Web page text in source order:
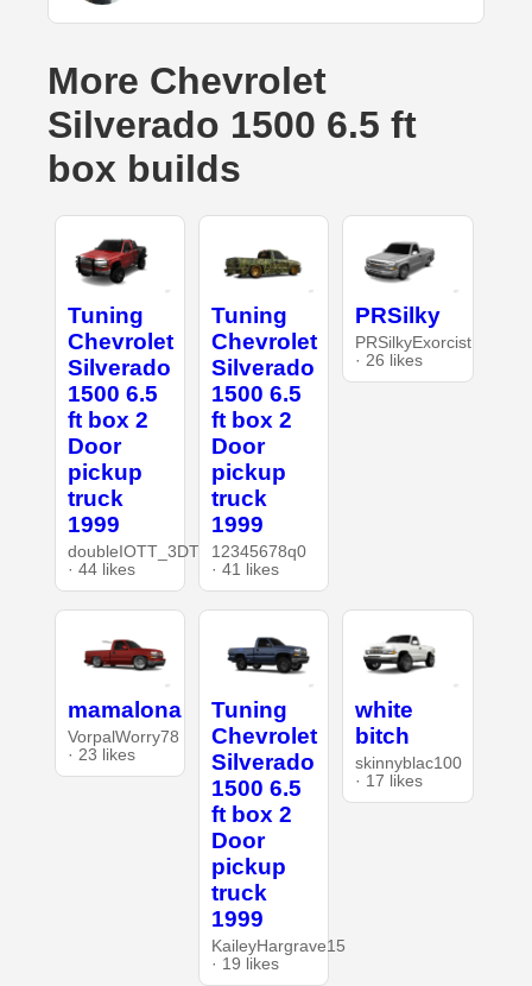
More Chevrolet
Silverado 1500 6.5 ft
box builds
Tuning
Chevrolet
Silverado
1500 6.5
ft box 2
Door
pickup
truck
1999
doubleIOTT_3DT
· 44 likes
Tuning
Chevrolet
Silverado
1500 6.5
ft box 2
Door
pickup
truck
1999
12345678q0
· 41 likes
PRSilky
PRSilkyExorcist
· 26 likes
mamalona
VorpalWorry78
· 23 likes
Tuning
Chevrolet
Silverado
1500 6.5
ft box 2
Door
pickup
truck
1999
KaileyHargrave15
· 19 likes
white
bitch
skinnyblac100
· 17 likes